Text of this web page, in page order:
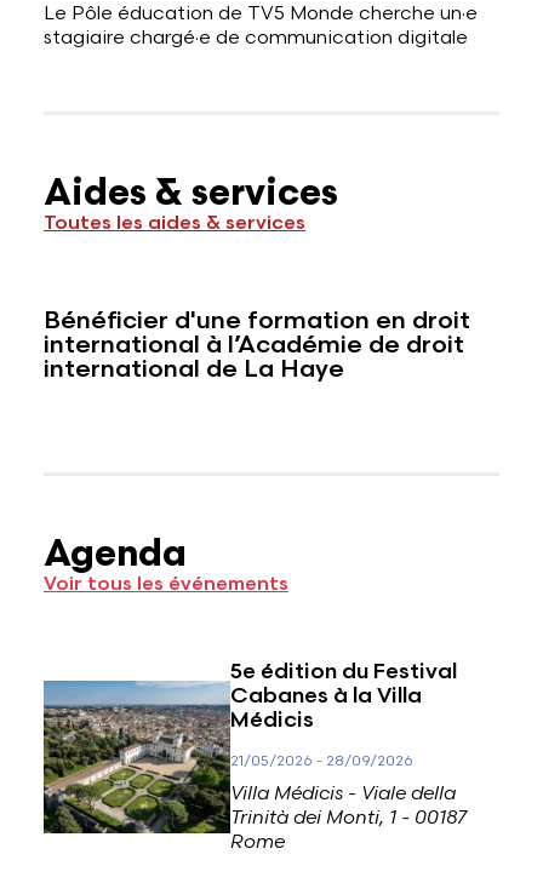
Le Pôle éducation de TV5 Monde cherche un·e
stagiaire chargé·e de communication digitale
Aides & services
Toutes les aides & services
Bénéficier d'une formation en droit
international à l’Académie de droit
international de La Haye
Agenda
Voir tous les événements
5e édition du Festival
Cabanes à la Villa
Médicis
21/05/2026 - 28/09/2026
Villa Médicis - Viale della
Trinità dei Monti, 1 - 00187
Rome